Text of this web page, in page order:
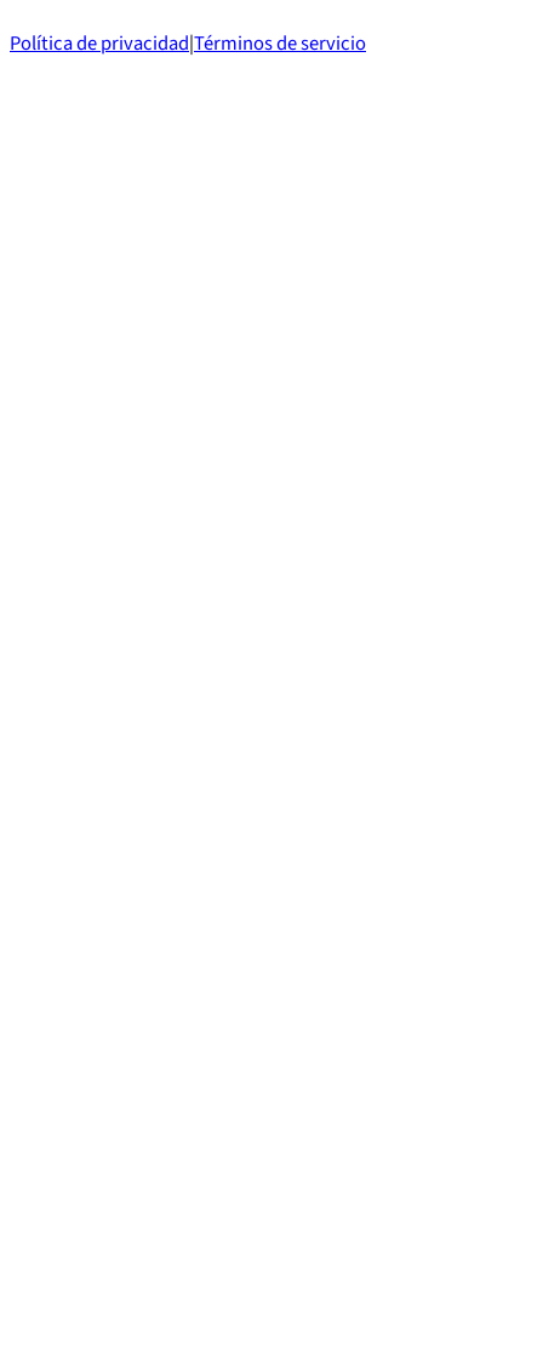
Política de privacidad|Términos de servicio